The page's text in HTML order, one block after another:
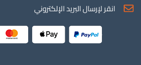
انقر لإرسال البريد الإلكتروني